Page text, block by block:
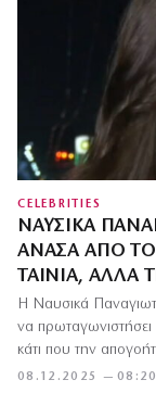
CELEBRITIES
ΝΑΥΣΙΚΆ
ΑΝΆΣΑ ΑΠΌ
ΤΑΙΝΊΑ, ΑΛΛΆ
08.12.2025 — 08:20
Η Ναυσικά
να πρωταγωνιστήσει
κάτι που την